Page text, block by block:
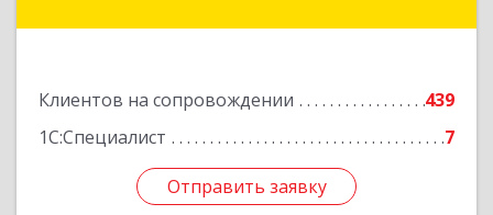
Клиентов на сопровождении
439
1С:Специалист
7
Отправить заявку
Отправить заявку